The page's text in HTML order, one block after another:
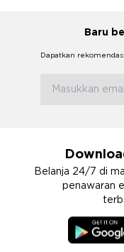
Baru
Dapatkan
Belanja 24/7 di
penawaran